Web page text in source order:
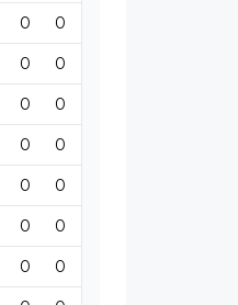
0 0
0 0
0 0
0 0
0 0
0 0
0 0